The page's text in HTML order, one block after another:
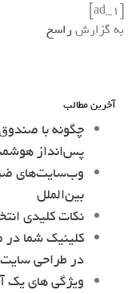
[ad_1]
به گزارش راسخ
آخرین مطالب
چگونه با
پس‌انداز
وب‌سایت‌های
بین‌الملل
نکات کلیدی
کلینیک شما
در طراحی
ویژگی های یک